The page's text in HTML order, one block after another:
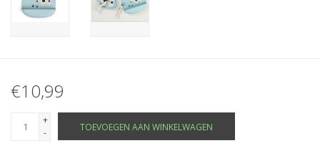
€10,99
+
-
TOEVOEGEN AAN WINKELWAGEN